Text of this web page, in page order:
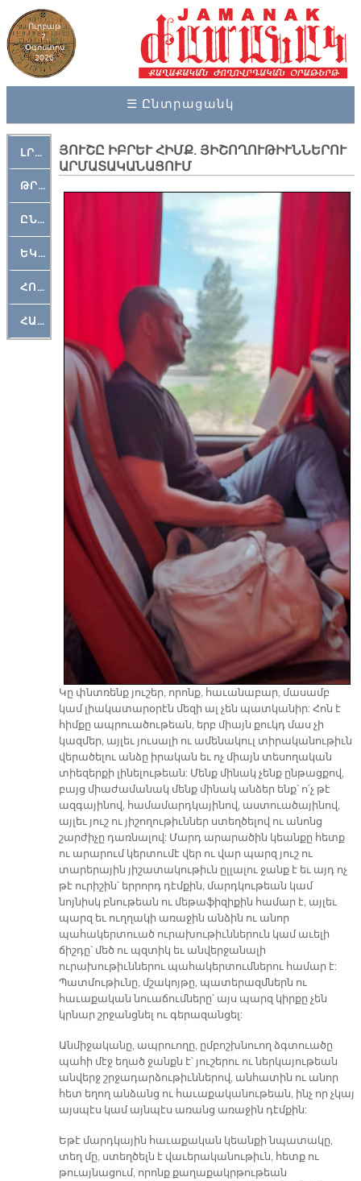
Ուրբաթ
7,
Օգոստոս
2026
☰ Ընտրացանկ
ԼՐԱՀՈՍ
ԹՐՔԱՀԱՅ ԿԵԱՆՔ
ԸՆԿԵՐԱՄՇԱԿՈՒԹԱՅԻՆ
ԵԿԵՂԵՑԱԿԱՆ
ՀՈԳԵՄՏԱՒՈՐ
ՀԱՐԹԱԿ
ՅՈՒՇԸ ԻԲՐԵՒ ՀԻՄՔ. ՅԻՇՈՂՈՒԹԻՒՆՆԵՐՈՒ
ԱՐՄԱՏԱԿԱՆԱՑՈՒՄ
Կը փնտռենք յուշեր, որոնք, հաւանաբար, մասամբ
կամ լիակատարօրէն մեզի ալ չեն պատկանիր: Հոն է
հիմքը ապրուածութեան, երբ միայն քուկդ մաս չի
կազմեր, այլեւ յուսալի ու ամենակուլ տիրականութիւն
վերածելու անձը իրական եւ ոչ միայն տեսողական
տիեզերքի լինելութեան: Մենք մինակ չենք ընթացքով,
բայց միաժամանակ մենք մինակ անձեր ենք՝ ո՛չ թէ
ազգայինով, համամարդկայինով, աստուածայինով,
այլեւ յուշ ու յիշողութիւններ ստեղծելով ու անոնց
շարժիչը դառնալով: Մարդ արարածին կեանքը հետք
ու արարում կերտումէ վեր ու վար պարզ յուշ ու
տարերային յիշատակութիւն ըլլալու ջանք է եւ այդ ոչ
թէ ուրիշին՝ երրորդ դէմքին, մարդկութեան կամ
նոյնիսկ բնութեան ու մեթաֆիզիքին համար է, այլեւ
պարզ եւ ուղղակի առաջին անձին ու անոր
պահակերտուած ուրախութիւններուն կամ աւելի
ճիշդը՝ մեծ ու պզտիկ եւ անվերջանալի
ուրախութիւններու պահակերտումներու համար է:
Պատմութիւնը, մշակոյթը, պատերազմներն ու
հաւաքական նուաճումները՝ այս պարզ կիրքը չեն
կրնար շրջանցնել ու գերազանցել:
Անմիջականը, ապրուողը, ըմբոշխնուող ձգտուածը
պահի մէջ եղած ջանքն է՝ յուշերու ու ներկայութեան
անվերջ շրջադարձութիւններով, անհատին ու անոր
հետ եղող անձանց ու հաւաքականութեան, ինչ որ չկայ
այսպէս կամ այնպէս առանց առաջին դէմքին:
Եթէ մարդկային հաւաքական կեանքի նպատակը,
տեղ մը, ստեղծելն է վաւերականութիւն, հետք ու
թուայնացում, որոնք քաղաքակրթութեան